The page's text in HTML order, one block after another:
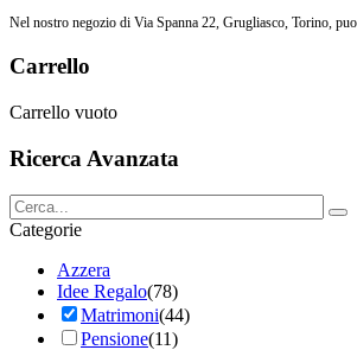
Nel nostro negozio di Via Spanna 22, Grugliasco, Torino,
Carrello
Carrello vuoto
Ricerca Avanzata
Categorie
Azzera
Idee Regalo(78)
Matrimoni(44)
Pensione(11)